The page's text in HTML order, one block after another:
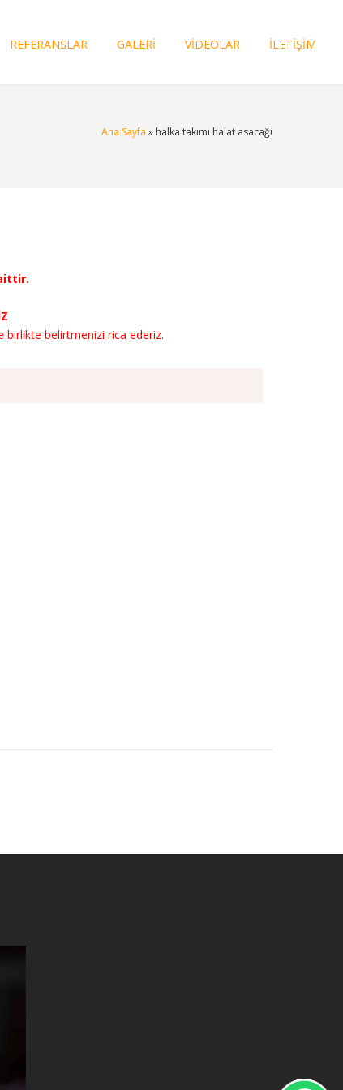
REFERANSLAR GALERİ VİDEOLAR İLETİŞİM
Ana Sayfa » halka takımı halat asacağı
birlikte belirtmenizi rica ederiz.